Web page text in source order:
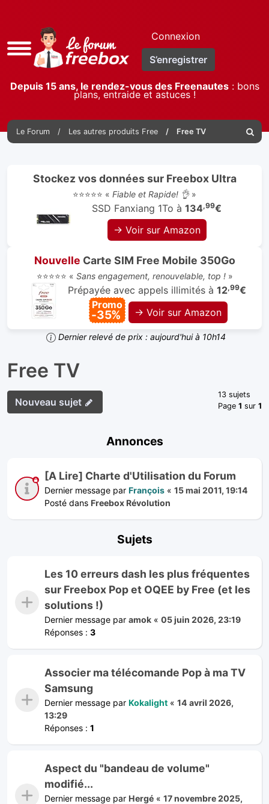
Accès
rapide
Connexion
S’enregistrer
Depuis 15 ans, le rendez-vous des Freenautes: bons
plans, entraide et astuces !
Le Forum Les autres produits Free Free TV
Stockez vos données sur Freebox Ultra
⭐⭐⭐⭐⭐ « Fiable et Rapide! 👌»
SSD Fanxiang 1To à 134,99€
→ Voir sur Amazon
Nouvelle Carte SIM Free Mobile 350Go
⭐⭐⭐⭐⭐ « Sans engagement, renouvelable, top !»
Prépayée avec appels illimités à 12,99€
Promo
-35% → Voir sur Amazon
Dernier relevé de prix : aujourd'hui à 10h14
Free TV
Nouveau sujet
13 sujets
Page 1 sur 1
Annonces
[A Lire] Charte d'Utilisation du Forum
Dernier message par François « 15 mai 2011, 19:14
Posté dans Freebox Révolution
Sujets
Les 10 erreurs dash les plus fréquentes
sur Freebox Pop et OQEE by Free (et les
solutions !)
Dernier message par amok « 05 juin 2026, 23:19
Réponses : 3
Associer ma télécomande Pop à ma TV
Samsung
Dernier message par Kokalight « 14 avril 2026,
13:29
Réponses : 1
Aspect du "bandeau de volume"
modifié...
Dernier message par Hergé « 17 novembre 2025,